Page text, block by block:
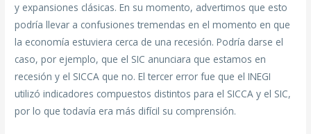
y expansiones clásicas. En su momento, advertimos que esto
podría llevar a confusiones tremendas en el momento en que
la economía estuviera cerca de una recesión. Podría darse el
caso, por ejemplo, que el SIC anunciara que estamos en
recesión y el SICCA que no. El tercer error fue que el INEGI
utilizó indicadores compuestos distintos para el SICCA y el SIC,
por lo que todavía era más difícil su comprensión.